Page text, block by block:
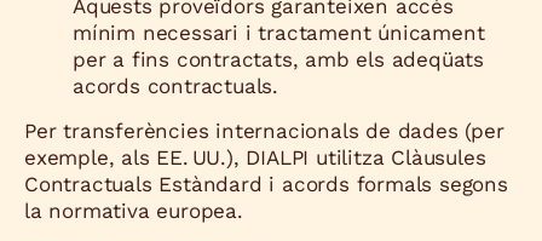
Aquests proveïdors garanteixen accés
mínim necessari i tractament únicament
per a fins contractats, amb els adeqüats
acords contractuals.
Per transferències internacionals de dades (per
exemple, als EE. UU.), DIALPI utilitza Clàusules
Contractuals Estàndard i acords formals segons
la normativa europea.